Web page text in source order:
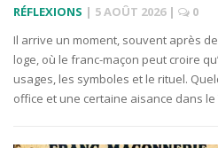
RÉFLEXIONS | 5 AOÛT 2026 |
0
Il arrive un moment, souvent après
loge, où le franc-maçon peut croire
usages, les symboles et le rituel.
office et une certaine aisance dans